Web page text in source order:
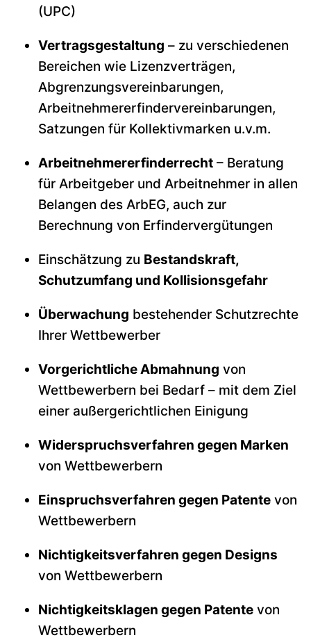
(UPC)
Vertragsgestaltung – zu verschiedenen
Bereichen wie Lizenzverträgen,
Abgrenzungsvereinbarungen,
Arbeitnehmererfindervereinbarungen,
Satzungen für Kollektivmarken u.v.m.
Arbeitnehmererfinderrecht – Beratung
für Arbeitgeber und Arbeitnehmer in allen
Belangen des ArbEG, auch zur
Berechnung von Erfindervergütungen
Einschätzung zu Bestandskraft,
Schutzumfang und Kollisionsgefahr
Überwachung bestehender Schutzrechte
Ihrer Wettbewerber
Vorgerichtliche Abmahnung von
Wettbewerbern bei Bedarf – mit dem Ziel
einer außergerichtlichen Einigung
Widerspruchsverfahren gegen Marken
von Wettbewerbern
Einspruchsverfahren gegen Patente von
Wettbewerbern
Nichtigkeitsverfahren gegen Designs
von Wettbewerbern
Nichtigkeitsklagen gegen Patente von
Wettbewerbern